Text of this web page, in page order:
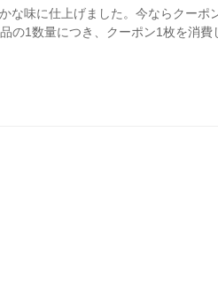
な味に仕上げました。今ならクーポ
1数量につき、クーポン1枚を消費